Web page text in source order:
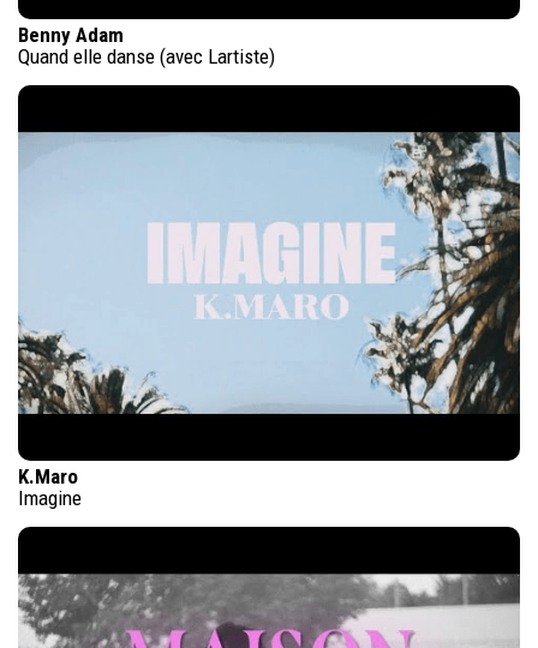
Benny Adam
Quand elle danse (avec Lartiste)
K.Maro
Imagine